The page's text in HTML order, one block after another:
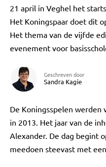
21 april in Veghel het
Het Koningspaar doet dit
Het thema van de vijfde
evenement voor
Geschreven door
Sandra Kagie
De Koningsspelen
in 2013. Het jaar van de
Alexander. De dag begint
meedoen steevast met